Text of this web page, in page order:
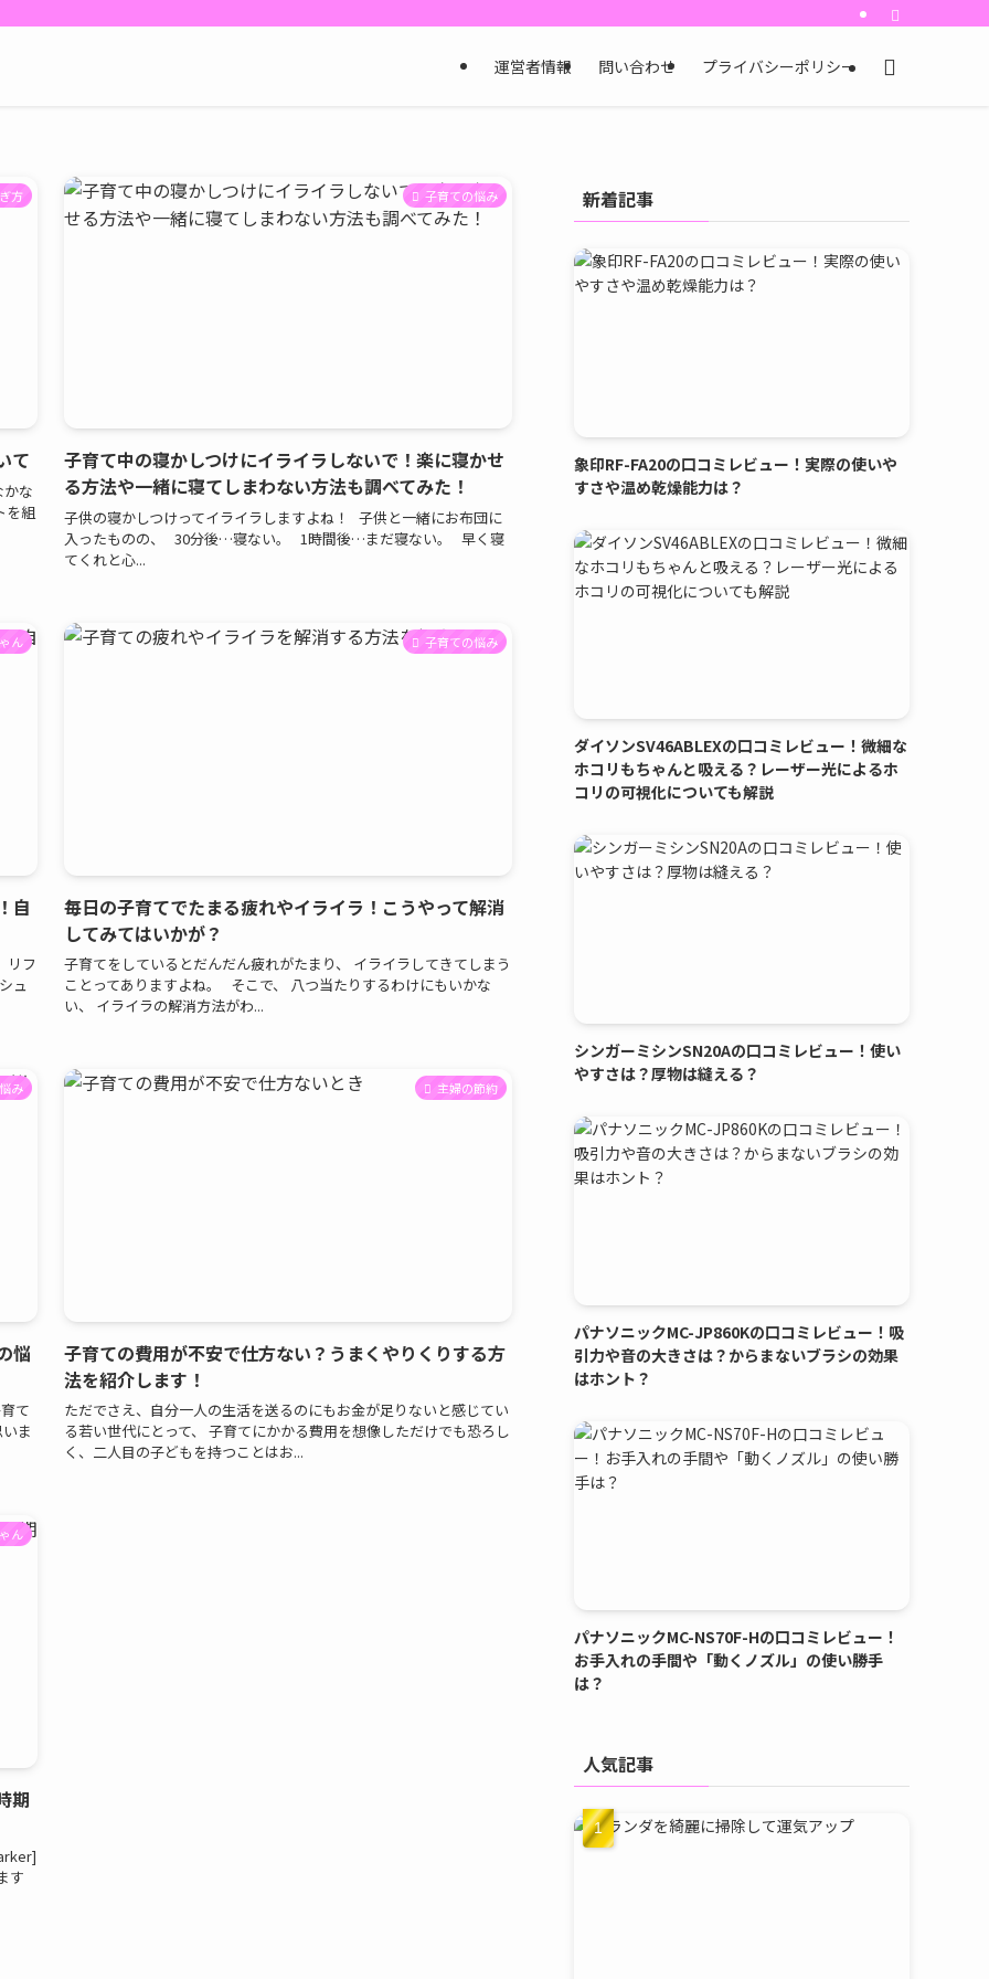
運営者情報 問い合わせ プライバシーポリシー
方
て
な
を組
子育ての悩み
子育て中の寝かしつけにイライラしないで！楽に寝かせ
る方法や一緒に寝てしまわない方法も調べてみた！
子供の寝かしつけってイライラしますよね！ 子供と一緒にお布団に
入ったものの、 30分後…寝ない。 1時間後…まだ寝ない。 早く寝
てくれと心...
ん
自
リフ
ュ
子育ての悩み
毎日の子育てでたまる疲れやイライラ！こうやって解消
してみてはいかが？
子育てをしているとだんだん疲れがたまり、 イライラしてきてしまう
ことってありますよね。 そこで、 八つ当たりするわけにもいかな
い、 イライラの解消方法がわ...
み
悩
て
ま
主婦の節約
子育ての費用が不安で仕方ない？うまくやりくりする方
法を紹介します！
ただでさえ、自分一人の生活を送るのにもお金が足りないと感じてい
る若い世代にとって、 子育てにかかる費用を想像しただけでも恐ろし
く、二人目の子どもを持つことはお...
ん
期
す
新着記事
象印RF-FA20の口コミレビュー！実際の使いや
すさや温め乾燥能力は？
ダイソンSV46ABLEXの口コミレビュー！微細な
ホコリもちゃんと吸える？レーザー光によるホ
コリの可視化についても解説
シンガーミシンSN20Aの口コミレビュー！使い
やすさは？厚物は縫える？
パナソニックMC-JP860Kの口コミレビュー！吸
引力や音の大きさは？からまないブラシの効果
はホント？
パナソニックMC-NS70F-Hの口コミレビュー！
お手入れの手間や「動くノズル」の使い勝手
は？
人気記事